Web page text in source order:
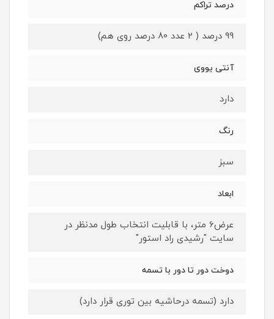
درصد تراکم
99 درصد ( 2 عدد 80 درصد روی هم)
آنتی یووی
دارد
رنگ
سبز
ابعاد
عرض6 متر، با قابلیت انتخاب طول مدنظر در
سایت "رشیدی راد استور"
دوخت دور تا دور با تسمه
دارد (تسمه درحاشیه بین توری قرار دارد)